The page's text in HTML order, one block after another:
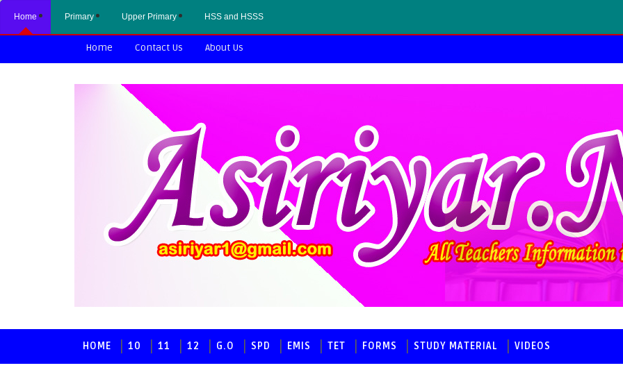
Home Primary Upper Primary HSS and HSSS
Home Contact Us About Us
HOME 10 11 12 G.O SPD EMIS TET FORMS STUDY MATERIAL VIDEOS